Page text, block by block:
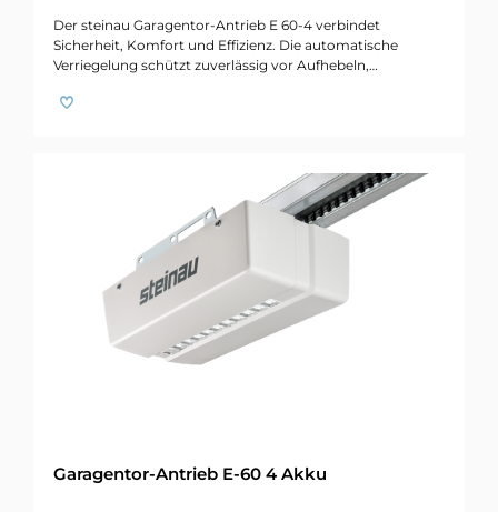
Der steinau Garagentor-Antrieb E 60-4 verbindet
Sicherheit, Komfort und Effizienz. Die automatische
Verriegelung schützt zuverlässig vor Aufhebeln,…
Garagentor-Antrieb E-60 4 Akku